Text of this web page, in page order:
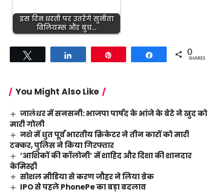
इस दिन धरती पर उतरेंगे सुनीता
विलियम्स और बुच…
Share 0
SHARES
You Might Also Like
जालंधर में सनसनी: भाजपा पार्षद के भांजे के बेटे ने खुद को
मारी गोली
नशे में धुत पूर्व भारतीय क्रिकेटर ने तीन कारों को मारी
टक्कर, पुलिस ने किया गिरफ्तार
‘आशिकों की कॉलोनी’ में शाहिद और दिशा की शानदार
केमिस्ट्री
सोशल मीडिया से करण जौहर ने लिया ब्रेक
IPO से पहले PhonePe का बड़ा बदलाव